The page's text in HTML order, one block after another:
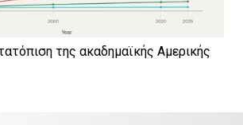
της ακαδημαϊκής Αμερικής